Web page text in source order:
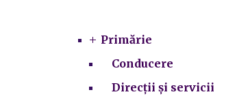
Primărie
Conducere
Direcții și servicii